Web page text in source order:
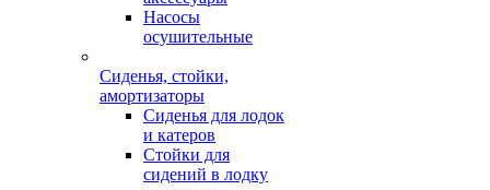
Насосы
осушительные
Сиденья, стойки,
амортизаторы
Сиденья для лодок
и катеров
Стойки для
сидений в лодку